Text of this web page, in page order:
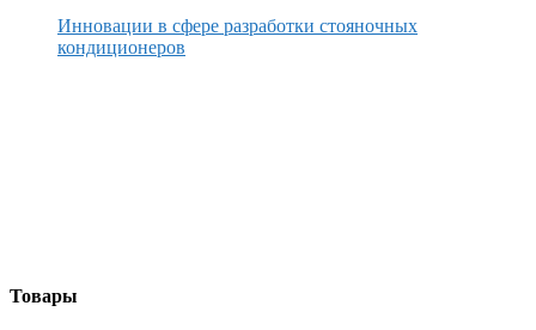
Инновации в сфере разработки стояночных
кондиционеров
Товары